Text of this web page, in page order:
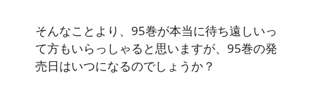
そんなことより、95巻が本当に待ち遠しいっ
て方もいらっしゃると思いますが、95巻の発
売日はいつになるのでしょうか？